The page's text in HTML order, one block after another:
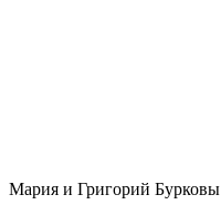
Мария и Григорий Бурковы